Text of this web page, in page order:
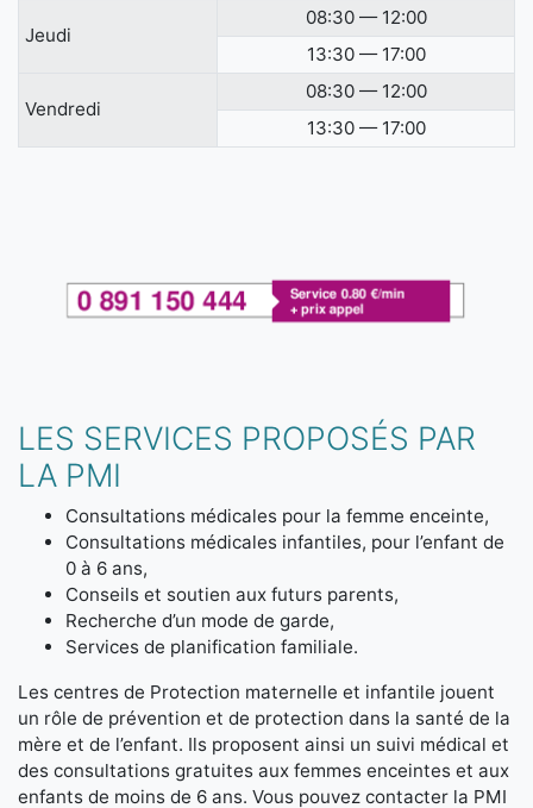
Jeudi
08:30 — 12:00
13:30 — 17:00
Vendredi
08:30 — 12:00
13:30 — 17:00
LES SERVICES PROPOSÉS PAR
LA PMI
Consultations médicales pour la femme enceinte,
Consultations médicales infantiles, pour l’enfant de
0 à 6 ans,
Conseils et soutien aux futurs parents,
Recherche d’un mode de garde,
Services de planification familiale.
Les centres de Protection maternelle et infantile jouent
un rôle de prévention et de protection dans la santé de la
mère et de l’enfant. Ils proposent ainsi un suivi médical et
des consultations gratuites aux femmes enceintes et aux
enfants de moins de 6 ans. Vous pouvez contacter la PMI